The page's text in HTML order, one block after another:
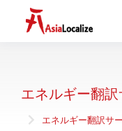
エネルギー翻訳
You are here:
エネルギー翻訳サ